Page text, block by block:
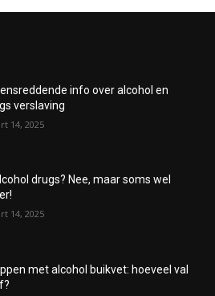
info over alcohol en
verslaving
14, 2025
drugs? Nee, maar soms wel
14, 2025
met alcohol buikvet: hoeveel val